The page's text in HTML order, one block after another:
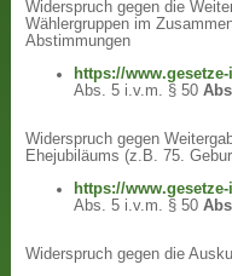
Widerspruch gegen die
Wählergruppen im
Abstimmungen
https://
Abs. 5 i.v.m. § 50
Widerspruch gegen
Ehejubiläums (z.B. 75.
https://
Abs. 5 i.v.m. § 50
Widerspruch gegen die